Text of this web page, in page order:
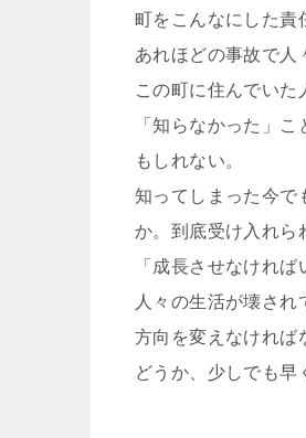
町をこんなにした責
あれほどの事故で人
この町に住んでいた
「知らなかった」
もしれない。
知ってしまった今で
か。到底受け入れら
「成長させなけれ
人々の生活が壊され
方向を変えなければ
どうか、少しでも早